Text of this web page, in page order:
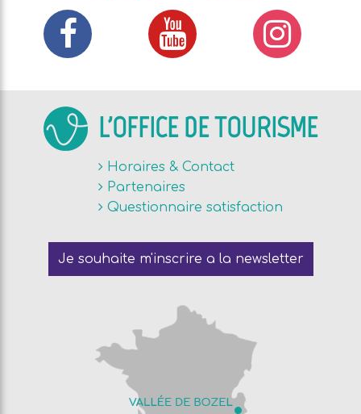
L'OFFICE DE TOURISME
Horaires & Contact
Partenaires
Questionnaire satisfaction
Je souhaite m'inscrire a la newsletter